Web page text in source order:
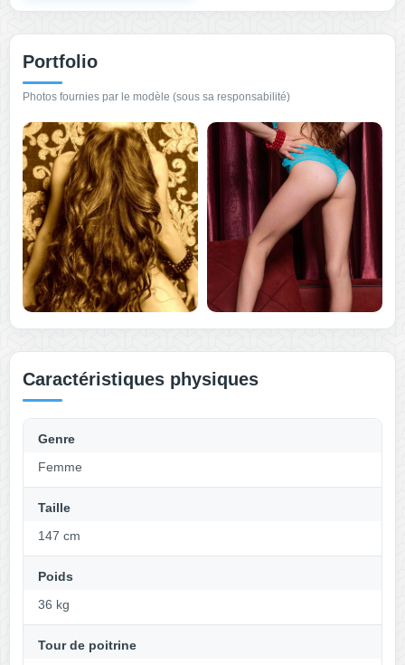
Portfolio
Photos fournies par le modèle (sous sa responsabilité)
Caractéristiques physiques
Genre
Femme
Taille
147 cm
Poids
36 kg
Tour de poitrine